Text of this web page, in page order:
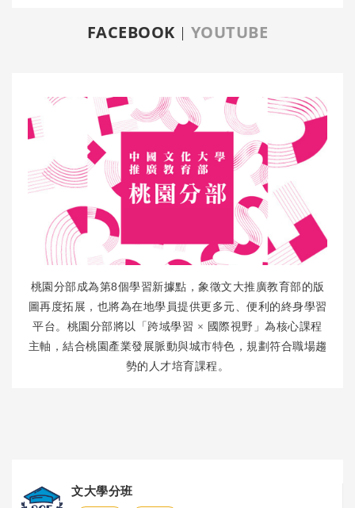
FACEBOOK YOUTUBE
桃園分部成為第8個學習新據點，象徵文大推廣教育部的版
圖再度拓展，也將為在地學員提供更多元、便利的終身學習
平台。桃園分部將以「跨域學習 × 國際視野」為核心課程
主軸，結合桃園產業發展脈動與城市特色，規劃符合職場趨
勢的人才培育課程。
文大學分班